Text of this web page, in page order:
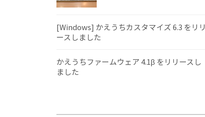
[Windows] かえうちカスタマイズ 6.3 をリリ
ースしました
かえうちファームウェア 4.1β をリリースし
ました